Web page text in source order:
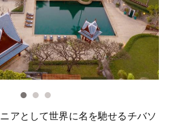
アとして世界に名を馳せるチバソ